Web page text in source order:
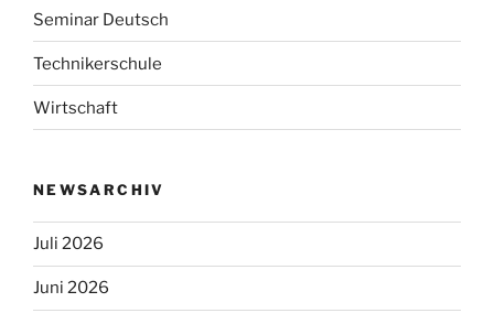
Seminar Deutsch
Technikerschule
Wirtschaft
NEWSARCHIV
Juli 2026
Juni 2026